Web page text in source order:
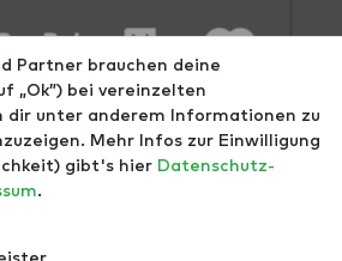
Datenschutz
Partner brauchen deine
„Ok”) bei vereinzelten
dir unter anderem Informationen zu
Mehr Infos zur Einwilligung
gibt's hier Daten­schutz­
.